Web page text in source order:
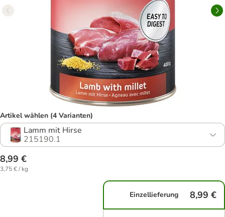
Artikel wählen (4 Varianten)
Lamm mit Hirse
215190.1
8,99 €
3,75 € / kg
Einzellieferung 8,99 €